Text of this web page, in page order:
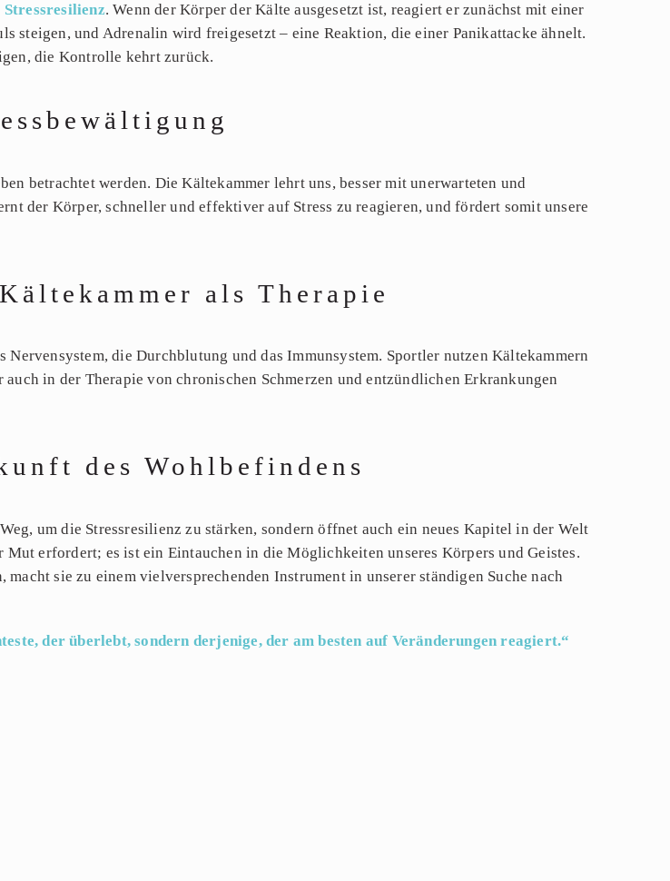
. Wenn der Körper der Kälte ausgesetzt ist, reagiert er zunächst mit einer
steigen, und Adrenalin wird freigesetzt – eine Reaktion, die einer Panikattacke ähnelt.
die Kontrolle kehrt zurück.
betrachtet werden. Die Kältekammer lehrt uns, besser mit unerwarteten und
der Körper, schneller und effektiver auf Stress zu reagieren, und fördert somit unsere
als Therapie
die Durchblutung und das Immunsystem. Sportler nutzen Kältekammern
in der Therapie von chronischen Schmerzen und entzündlichen Erkrankungen
des Wohlbefindens
um die Stressresilienz zu stärken, sondern öffnet auch ein neues Kapitel in der Welt
erfordert; es ist ein Eintauchen in die Möglichkeiten unseres Körpers und Geistes.
sie zu einem vielversprechenden Instrument in unserer ständigen Suche nach
der überlebt, sondern derjenige, der am besten auf Veränderungen reagiert.“